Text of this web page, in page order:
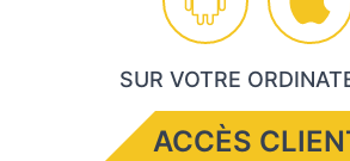
SUR VOTRE
ACCÈS